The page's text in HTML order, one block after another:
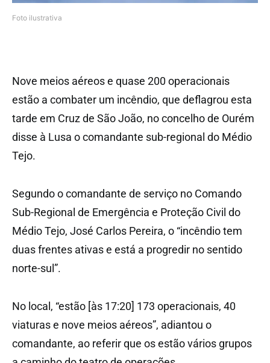
Foto ilustrativa
Nove meios aéreos e quase 200 operacionais
estão a combater um incêndio, que deflagrou esta
tarde em Cruz de São João, no concelho de Ourém
disse à Lusa o comandante sub-regional do Médio
Tejo.
Segundo o comandante de serviço no Comando
Sub-Regional de Emergência e Proteção Civil do
Médio Tejo, José Carlos Pereira, o “incêndio tem
duas frentes ativas e está a progredir no sentido
norte-sul”.
No local, “estão [às 17:20] 173 operacionais, 40
viaturas e nove meios aéreos”, adiantou o
comandante, ao referir que os estão vários grupos